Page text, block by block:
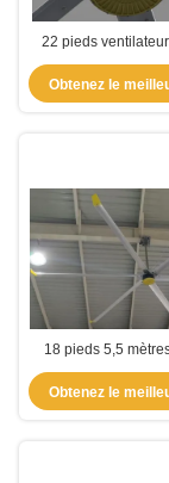
22 pieds
grande taille à
qualité
Obtenez le
18 pieds 5,5
automobile
volants
Obtenez le